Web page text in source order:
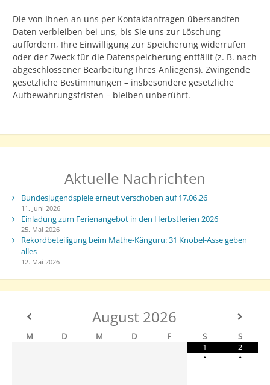
Die von Ihnen an uns per Kontaktanfragen übersandten
Daten verbleiben bei uns, bis Sie uns zur Löschung
auffordern, Ihre Einwilligung zur Speicherung widerrufen
oder der Zweck für die Datenspeicherung entfällt (z. B. nach
abgeschlossener Bearbeitung Ihres Anliegens). Zwingende
gesetzliche Bestimmungen – insbesondere gesetzliche
Aufbewahrungsfristen – bleiben unberührt.
Aktuelle Nachrichten
Bundesjugendspiele erneut verschoben auf 17.06.26
11. Juni 2026
Einladung zum Ferienangebot in den Herbstferien 2026
25. Mai 2026
Rekordbeteiligung beim Mathe-Känguru: 31 Knobel-Asse geben
alles
12. Mai 2026
August 2026
M D M D F S
S
1
•
2
•